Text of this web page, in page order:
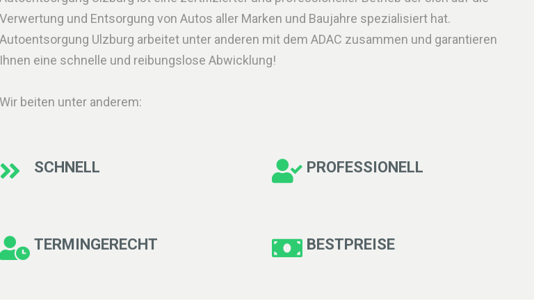
Verwertung und Entsorgung von Autos aller Marken und Baujahre spezialisiert hat.
Autoentsorgung Ulzburg arbeitet unter anderen mit dem ADAC zusammen und garantieren
Ihnen eine schnelle und reibungslose Abwicklung!
Wir beiten unter anderem:
SCHNELL PROFESSIONELL
TERMINGERECHT BESTPREISE